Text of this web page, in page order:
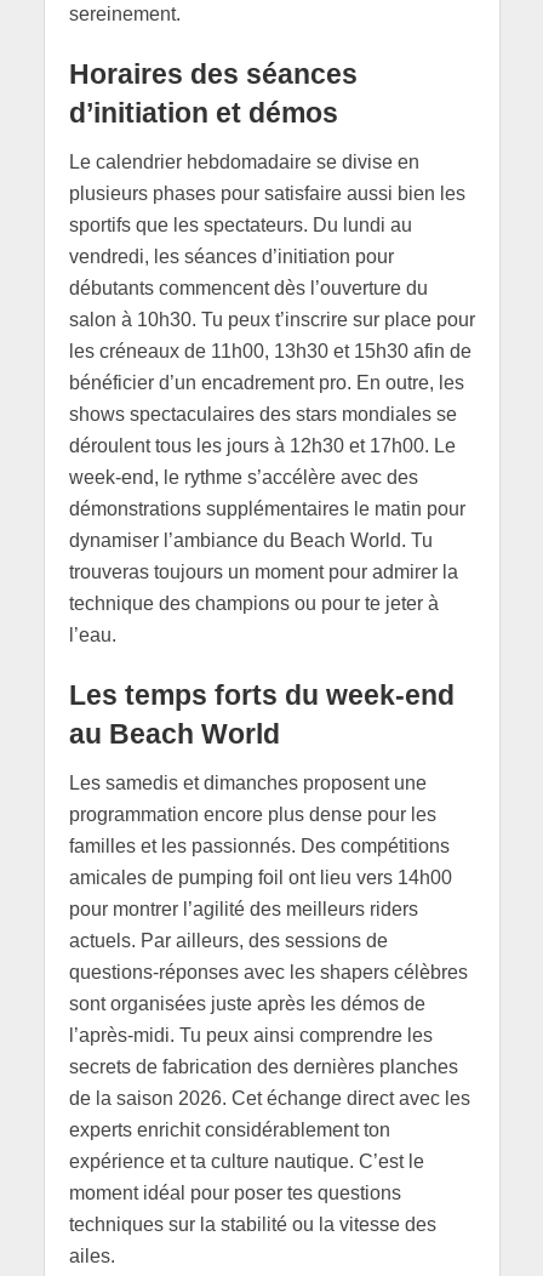
sereinement.
Horaires des séances
d’initiation et démos
Le calendrier hebdomadaire se divise en
plusieurs phases pour satisfaire aussi bien les
sportifs que les spectateurs. Du lundi au
vendredi, les séances d’initiation pour
débutants commencent dès l’ouverture du
salon à 10h30. Tu peux t’inscrire sur place pour
les créneaux de 11h00, 13h30 et 15h30 afin de
bénéficier d’un encadrement pro. En outre, les
shows spectaculaires des stars mondiales se
déroulent tous les jours à 12h30 et 17h00. Le
week-end, le rythme s’accélère avec des
démonstrations supplémentaires le matin pour
dynamiser l’ambiance du Beach World. Tu
trouveras toujours un moment pour admirer la
technique des champions ou pour te jeter à
l’eau.
Les temps forts du week-end
au Beach World
Les samedis et dimanches proposent une
programmation encore plus dense pour les
familles et les passionnés. Des compétitions
amicales de pumping foil ont lieu vers 14h00
pour montrer l’agilité des meilleurs riders
actuels. Par ailleurs, des sessions de
questions-réponses avec les shapers célèbres
sont organisées juste après les démos de
l’après-midi. Tu peux ainsi comprendre les
secrets de fabrication des dernières planches
de la saison 2026. Cet échange direct avec les
experts enrichit considérablement ton
expérience et ta culture nautique. C’est le
moment idéal pour poser tes questions
techniques sur la stabilité ou la vitesse des
ailes.